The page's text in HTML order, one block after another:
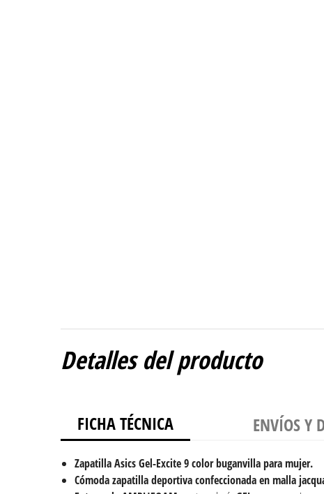
Detalles del producto
FICHA TÉCNICA ENVÍOS Y
Zapatilla Asics Gel-Excite 9 color buganvilla para mujer.
Cómoda zapatilla deportiva confeccionada enmalla